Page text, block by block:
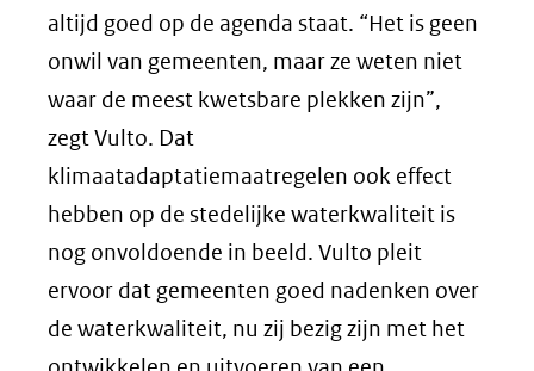
altijd goed op de agenda staat. “Het is geen
onwil van gemeenten, maar ze weten niet
waar de meest kwetsbare plekken zijn”,
zegt Vulto. Dat
klimaatadaptatiemaatregelen ook effect
hebben op de stedelijke waterkwaliteit is
nog onvoldoende in beeld. Vulto pleit
ervoor dat gemeenten goed nadenken over
de waterkwaliteit, nu zij bezig zijn met het